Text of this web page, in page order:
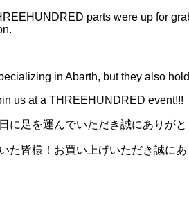
parts were up for
in Abarth, but they also
us at a THREEHUNDRED event!!!
に足を運んでいただき誠にありがと
た皆様！お買い上げいただき誠にあ